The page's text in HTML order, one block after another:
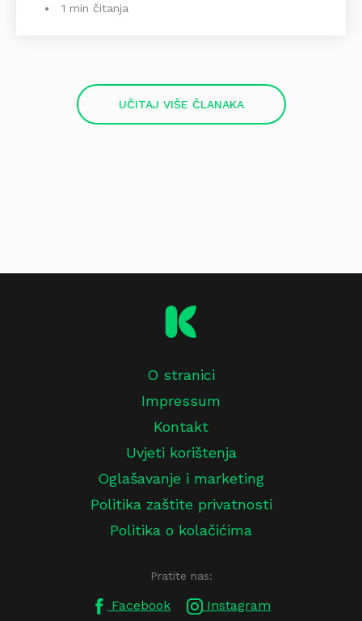
1 min čitanja
UČITAJ VIŠE ČLANAKA
O stranici
Impressum
Kontakt
Uvjeti korištenja
Oglašavanje i marketing
Politika zaštite privatnosti
Politika o kolačićima
Pratite nas:
Facebook Instagram